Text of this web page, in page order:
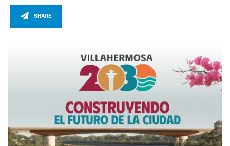
SHARE